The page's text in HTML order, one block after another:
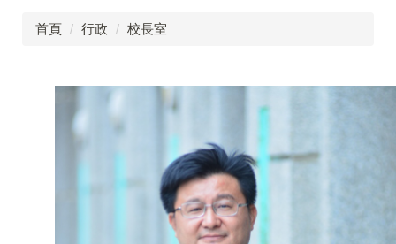
首頁 行政 校長室